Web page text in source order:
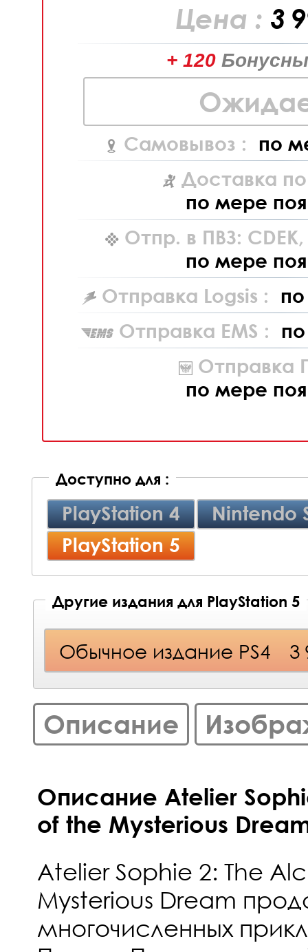
Цена : 3
+ 120
Самовывоз : по
Доставка
по мере
Отпр. в ПВЗ: CDEK,
по мере
Отправка Logsis :
Отправка EMS :
Отправка
по мере
Доступно для :
PlayStation 4
Nintendo
PlayStation 5
Другие издания для PlayStation 5
Обычное издание PS4 3
Описание
Описание Atelier
of the Mysterious
Atelier Sophie 2: The
Mysterious Dream
многочисленных